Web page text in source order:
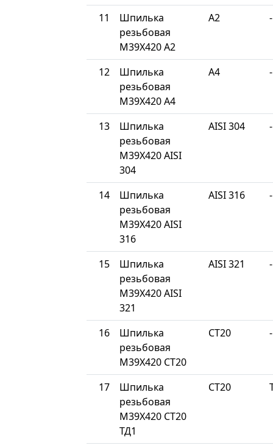
11
Шпилька
резьбовая
М39Х420 A2
A2 -
12
Шпилька
резьбовая
М39Х420 A4
A4 -
13
Шпилька
резьбовая
М39Х420 AISI
304
AISI 304 -
14
Шпилька
резьбовая
М39Х420 AISI
316
AISI 316 -
15
Шпилька
резьбовая
М39Х420 AISI
321
AISI 321 -
16
Шпилька
резьбовая
М39Х420 СТ20
СТ20 -
17
Шпилька
резьбовая
М39Х420 СТ20
ТД1
СТ20